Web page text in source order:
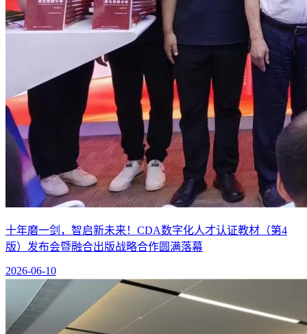
十年磨一剑，智启新未来！CDA数字化人才认证教材（第4
版）发布会暨融合出版战略合作圆满落幕
2026-06-10